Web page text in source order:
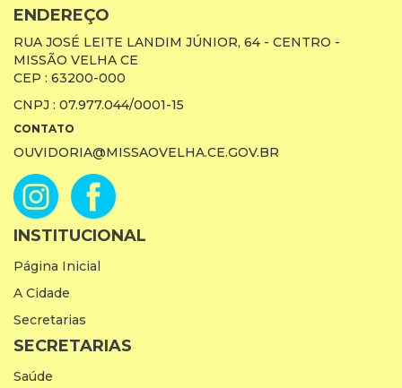
ENDEREÇO
RUA JOSÉ LEITE LANDIM JÚNIOR, 64 - CENTRO -
MISSÃO VELHA CE
CEP : 63200-000
CNPJ : 07.977.044/0001-15
CONTATO
OUVIDORIA@MISSAOVELHA.CE.GOV.BR
INSTITUCIONAL
Página Inicial
A Cidade
Secretarias
SECRETARIAS
Saúde